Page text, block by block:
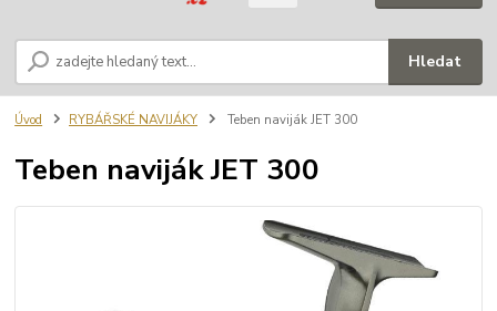
Hledat
Úvod RYBÁŘSKÉ NAVIJÁKY Teben naviják JET 300
Teben naviják JET 300